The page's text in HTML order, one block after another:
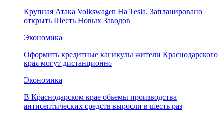
Крупная Атака Volkswagen На Tesla. Запланировано
открыть Шесть Новых Заводов
Экономика
Оформить кредитные каникулы жители Краснодарского
края могут дистанционно
Экономика
В Краснодарском крае объемы производства
антисептических средств выросли в шесть раз